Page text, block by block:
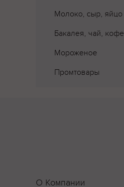
Молоко, сыр, яйцо
Бакалея, чай, кофе
Мороженое
Промтовары
О Компании